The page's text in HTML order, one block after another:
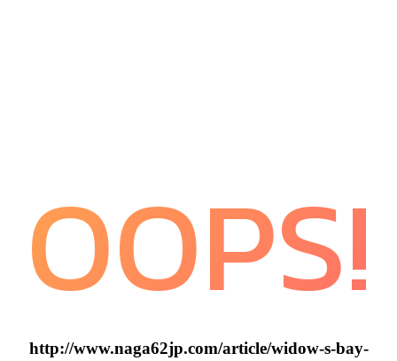
OOPS!
http://www.naga62jp.com/article/widow-s-bay-